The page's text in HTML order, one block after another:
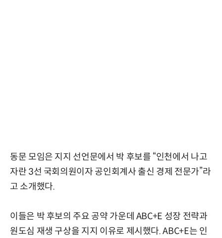
동문 모임은 지지 선언문에서 박 후보를 “인천에서 나고
자란 3선 국회의원이자 공인회계사 출신 경제 전문가”라
고 소개했다.
이들은 박 후보의 주요 공약 가운데 ABC+E 성장 전략과
원도심 재생 구상을 지지 이유로 제시했다. ABC+E는 인